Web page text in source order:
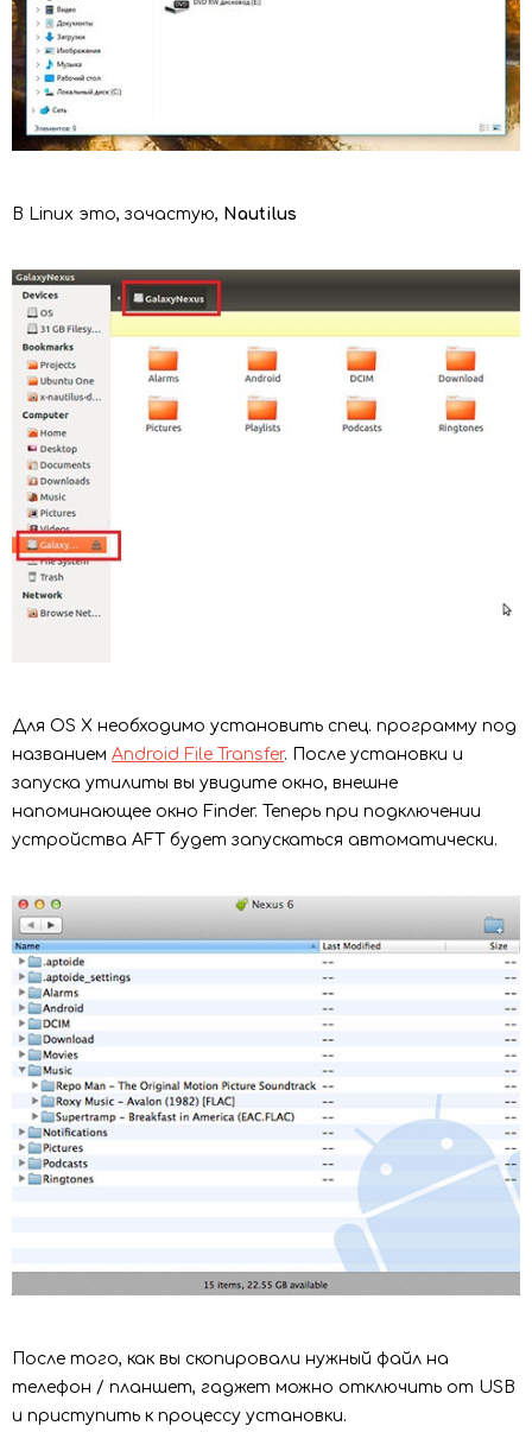
В Linux это, зачастую, Nautilus
Для OS X необходимо установить спец. программу под
названием Android File Transfer. После установки и
запуска утилиты вы увидите окно, внешне
напоминающее окно Finder. Теперь при подключении
устройства AFT будет запускаться автоматически.
После того, как вы скопировали нужный файл на
телефон / планшет, гаджет можно отключить от USB
и приступить к процессу установки.